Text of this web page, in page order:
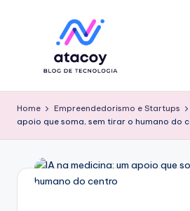
Home Empreendedorismo e Startups
apoio que soma, sem tirar o humano do